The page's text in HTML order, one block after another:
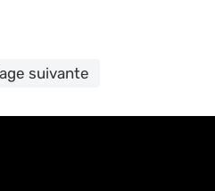
»riufhrziutic », ce
que de prononcer un nom
suivante